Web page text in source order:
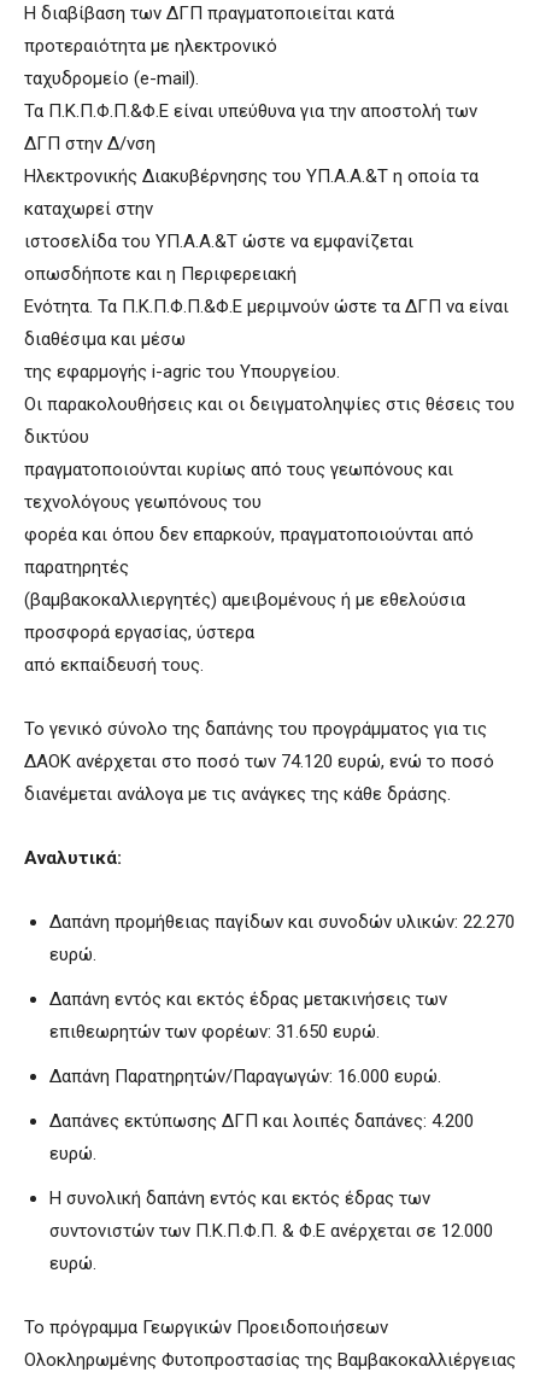
Η διαβίβαση των ΔΓΠ πραγματοποιείται κατά
προτεραιότητα με ηλεκτρονικό
ταχυδρομείο (e-mail).
Τα Π.Κ.Π.Φ.Π.&Φ.Ε είναι υπεύθυνα για την αποστολή των
ΔΓΠ στην Δ/νση
Ηλεκτρονικής Διακυβέρνησης του ΥΠ.Α.Α.&Τ η οποία τα
καταχωρεί στην
ιστοσελίδα του ΥΠ.Α.Α.&Τ ώστε να εμφανίζεται
οπωσδήποτε και η Περιφερειακή
Ενότητα. Τα Π.Κ.Π.Φ.Π.&Φ.Ε μεριμνούν ώστε τα ΔΓΠ να είναι
διαθέσιμα και μέσω
της εφαρμογής i-agric του Υπουργείου.
Οι παρακολουθήσεις και οι δειγματοληψίες στις θέσεις του
δικτύου
πραγματοποιούνται κυρίως από τους γεωπόνους και
τεχνολόγους γεωπόνους του
φορέα και όπου δεν επαρκούν, πραγματοποιούνται από
παρατηρητές
(βαμβακοκαλλιεργητές) αμειβομένους ή με εθελούσια
προσφορά εργασίας, ύστερα
από εκπαίδευσή τους.
Το γενικό σύνολο της δαπάνης του προγράμματος για τις
ΔΑΟΚ ανέρχεται στο ποσό των 74.120 ευρώ, ενώ το ποσό
διανέμεται ανάλογα με τις ανάγκες της κάθε δράσης.
Αναλυτικά:
Δαπάνη προμήθειας παγίδων και συνοδών υλικών: 22.270
ευρώ.
Δαπάνη εντός και εκτός έδρας μετακινήσεις των
επιθεωρητών των φορέων: 31.650 ευρώ.
Δαπάνη Παρατηρητών/Παραγωγών: 16.000 ευρώ.
Δαπάνες εκτύπωσης ΔΓΠ και λοιπές δαπάνες: 4.200
ευρώ.
Η συνολική δαπάνη εντός και εκτός έδρας των
συντονιστών των Π.Κ.Π.Φ.Π. & Φ.Ε ανέρχεται σε 12.000
ευρώ.
Το πρόγραμμα Γεωργικών Προειδοποιήσεων
Ολοκληρωμένης Φυτοπροστασίας της Βαμβακοκαλλιέργειας